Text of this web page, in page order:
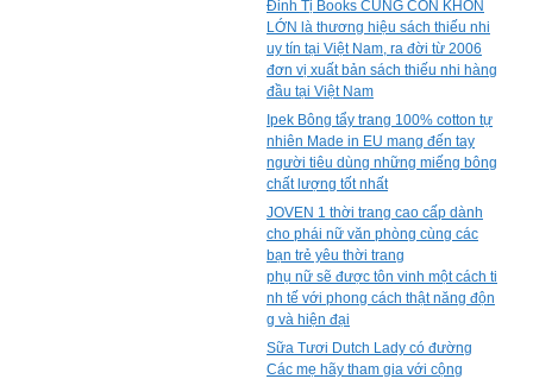
Đinh Tị Books CÙNG CON KHÔN
LỚN là thương hiệu sách thiếu nhi
uy tín tại Việt Nam, ra đời từ 2006
đơn vị xuất bản sách thiếu nhi hàng
đầu tại Việt Nam
Ipek Bông tẩy trang 100% cotton tự
nhiên Made in EU mang đến tay
người tiêu dùng những miếng bông
chất lượng tốt nhất
JOVEN 1 thời trang cao cấp dành
cho phái nữ văn phòng cùng các
bạn trẻ yêu thời trang
phụ nữ sẽ được tôn vinh một cách ti
nh tế với phong cách thật năng độn
g và hiện đại
Sữa Tươi Dutch Lady có đường
Các mẹ hãy tham gia với cộng